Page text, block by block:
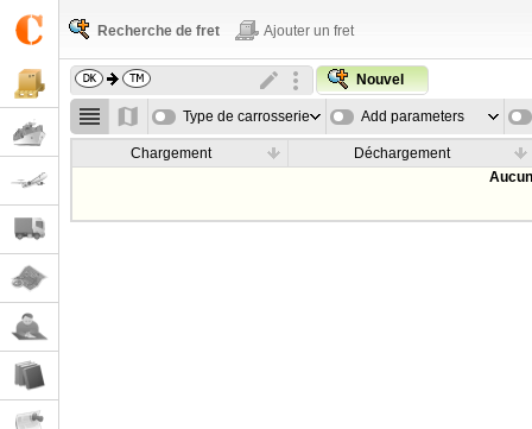
Recherche de fret Ajouter un fret
Nouvel
Type de carrosserie Add parameters
Chargement
Déchargement